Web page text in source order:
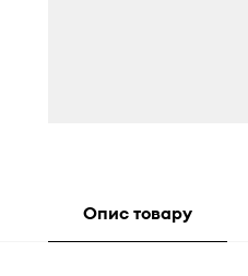
Опис товару